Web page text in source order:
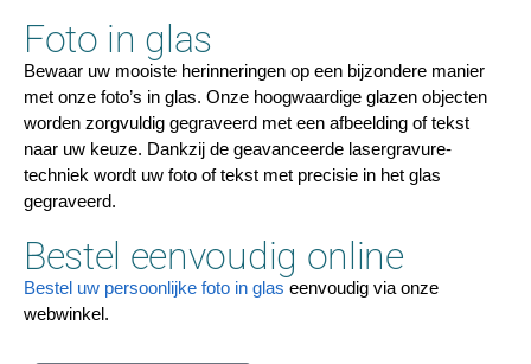
Foto in glas
Bewaar uw mooiste herinneringen op een bijzondere manier
met onze foto’s in glas. Onze hoogwaardige glazen objecten
worden zorgvuldig gegraveerd met een afbeelding of tekst
naar uw keuze. Dankzij de geavanceerde lasergravure-
techniek wordt uw foto of tekst met precisie in het glas
gegraveerd.
Bestel eenvoudig online
Bestel uw persoonlijke foto in glas eenvoudig via onze
webwinkel.